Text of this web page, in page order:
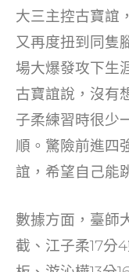
大三主控古寶誼
又再度扭到同隻
場大爆發攻下生
古寶誼說，沒有
子柔練習時很少
順。驚險前進四
誼，希望自己能
數據方面，臺師
截、江子柔17分